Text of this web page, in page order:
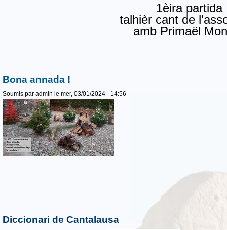
1èira
talhièr cant de
amb Primaël
Bona annada !
Soumis par admin le mer, 03/01/2024 - 14:56
Diccionari de Cantalausa